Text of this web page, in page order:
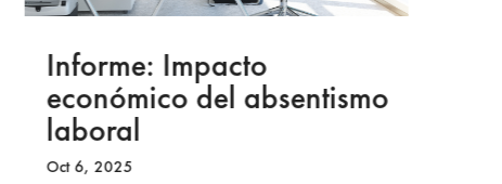
Informe: Impacto
económico del absentismo
laboral
Oct 6, 2025